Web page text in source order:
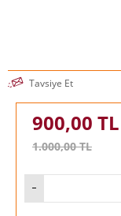
Tavsiye Et
900,00 TL
1.000,00TL